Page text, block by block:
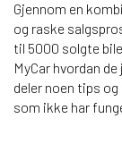
Gjennom en
og raske
til 5000 solgte
MyCar hvordan
deler noen tips
som ikke har